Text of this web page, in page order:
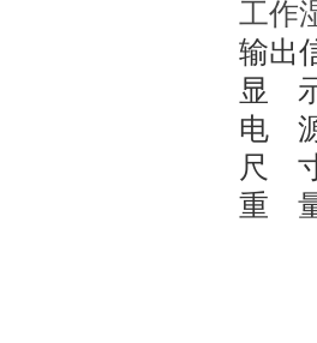
工作
输出
显
电
尺
重